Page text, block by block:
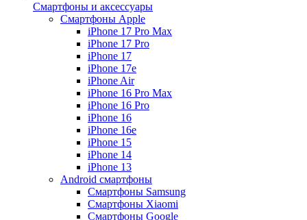
Смартфоны и аксессуары
Смартфоны Apple
iPhone 17 Pro Max
iPhone 17 Pro
iPhone 17
iPhone 17e
iPhone Air
iPhone 16 Pro Max
iPhone 16 Pro
iPhone 16
iPhone 16e
iPhone 15
iPhone 14
iPhone 13
Android cмартфоны
Смартфоны Samsung
Смартфоны Xiaomi
Смартфоны Google